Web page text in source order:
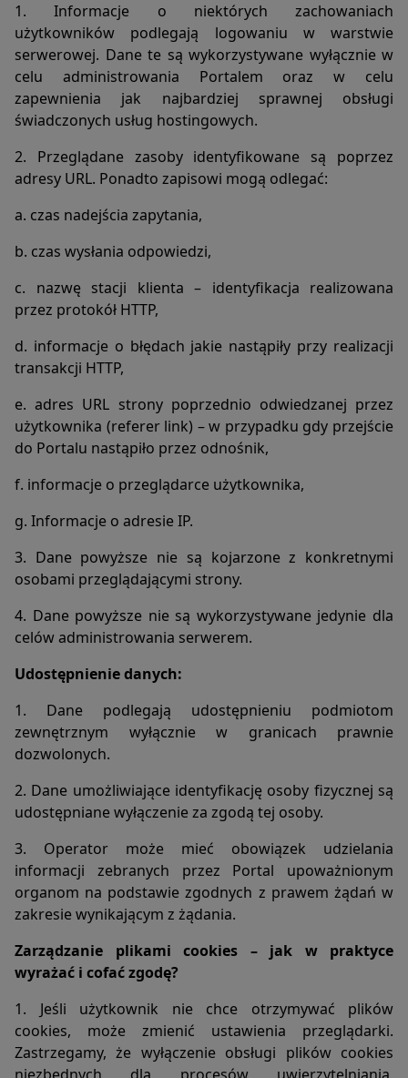
1. Informacje o niektórych zachowaniach
użytkowników podlegają logowaniu w warstwie
serwerowej. Dane te są wykorzystywane wyłącznie w
celu administrowania Portalem oraz w celu
zapewnienia jak najbardziej sprawnej obsługi
świadczonych usług hostingowych.
2. Przeglądane zasoby identyfikowane są poprzez
adresy URL. Ponadto zapisowi mogą odlegać:
a. czas nadejścia zapytania,
b. czas wysłania odpowiedzi,
c. nazwę stacji klienta – identyfikacja realizowana
przez protokół HTTP,
d. informacje o błędach jakie nastąpiły przy realizacji
transakcji HTTP,
e. adres URL strony poprzednio odwiedzanej przez
użytkownika (referer link) – w przypadku gdy przejście
do Portalu nastąpiło przez odnośnik,
f. informacje o przeglądarce użytkownika,
g. Informacje o adresie IP.
3. Dane powyższe nie są kojarzone z konkretnymi
osobami przeglądającymi strony.
4. Dane powyższe nie są wykorzystywane jedynie dla
celów administrowania serwerem.
Udostępnienie danych:
1. Dane podlegają udostępnieniu podmiotom
zewnętrznym wyłącznie w granicach prawnie
dozwolonych.
2. Dane umożliwiające identyfikację osoby fizycznej są
udostępniane wyłączenie za zgodą tej osoby.
3. Operator może mieć obowiązek udzielania
informacji zebranych przez Portal upoważnionym
organom na podstawie zgodnych z prawem żądań w
zakresie wynikającym z żądania.
Zarządzanie plikami cookies – jak w praktyce
wyrażać i cofać zgodę?
1. Jeśli użytkownik nie chce otrzymywać plików
cookies, może zmienić ustawienia przeglądarki.
Zastrzegamy, że wyłączenie obsługi plików cookies